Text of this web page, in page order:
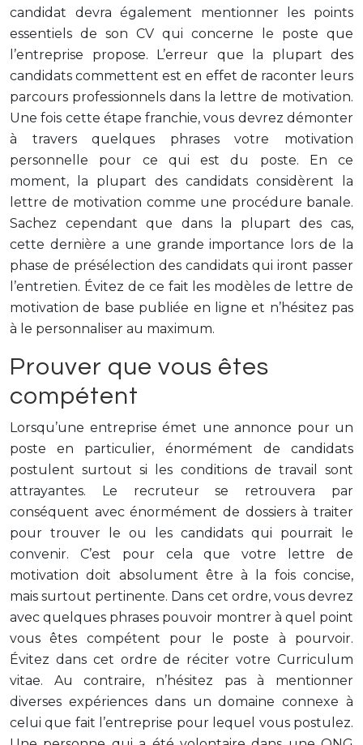
candidat devra également mentionner les points
essentiels de son CV qui concerne le poste que
l’entreprise propose. L’erreur que la plupart des
candidats commettent est en effet de raconter leurs
parcours professionnels dans la lettre de motivation.
Une fois cette étape franchie, vous devrez démonter
à travers quelques phrases votre motivation
personnelle pour ce qui est du poste. En ce
moment, la plupart des candidats considèrent la
lettre de motivation comme une procédure banale.
Sachez cependant que dans la plupart des cas,
cette dernière a une grande importance lors de la
phase de présélection des candidats qui iront passer
l’entretien. Évitez de ce fait les modèles de lettre de
motivation de base publiée en ligne et n’hésitez pas
à le personnaliser au maximum.
Prouver que vous êtes
compétent
Lorsqu’une entreprise émet une annonce pour un
poste en particulier, énormément de candidats
postulent surtout si les conditions de travail sont
attrayantes. Le recruteur se retrouvera par
conséquent avec énormément de dossiers à traiter
pour trouver le ou les candidats qui pourrait le
convenir. C’est pour cela que votre lettre de
motivation doit absolument être à la fois concise,
mais surtout pertinente. Dans cet ordre, vous devrez
avec quelques phrases pouvoir montrer à quel point
vous êtes compétent pour le poste à pourvoir.
Évitez dans cet ordre de réciter votre Curriculum
vitae. Au contraire, n’hésitez pas à mentionner
diverses expériences dans un domaine connexe à
celui que fait l’entreprise pour lequel vous postulez.